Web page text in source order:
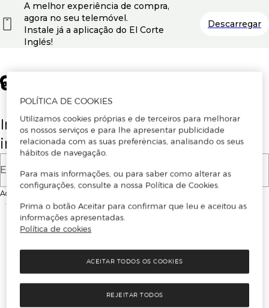
Insira o seu email para se registar ou
iniciar sessão.
E-mail
Ao continuar, aceitas as
A melhor experiência de compra,
agora no seu telemóvel.
Instale já a aplicação do El Corte
Inglés!
Descarregar
POLÍTICA DE COOKIES
Utilizamos cookies próprias e de terceiros para melhorar
os nossos serviços e para lhe apresentar publicidade
relacionada com as suas preferências, analisando os seus
hábitos de navegação.
Para mais informações, ou para saber como alterar as
configurações, consulte a nossa Política de Cookies.
Prima o botão Aceitar para confirmar que leu e aceitou as
informações apresentadas.
Política de cookies
REJEITAR TODOS
ACEITAR TODOS OS COOKIES